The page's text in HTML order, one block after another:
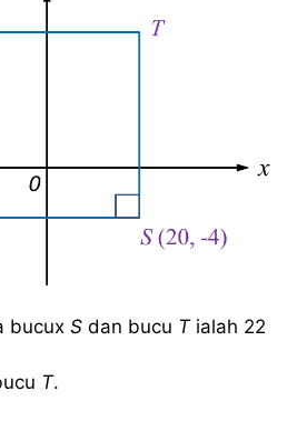
bucux S dan bucu Tialah 22
T.